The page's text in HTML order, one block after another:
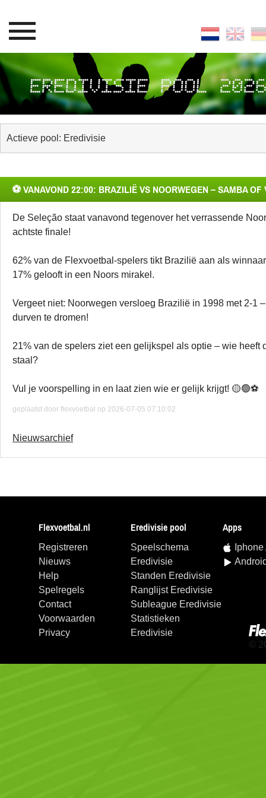
EREDIVISIE POOL
⚽ VANAVOND 22:00: BRAZILIË VS NOORWEGEN – SAMBA OF
De Seleção staat vanavond tegenover het verrassende
achtste finale!
62% van de Flexvoetbal-spelers tikt Brazilië aan als
17% gelooft in een Noors mirakel.
Vergeet niet: Noorwegen versloeg Brazilië in 1998 met 2-1
durven te dromen!
21% van de spelers ziet een gelijkspel als optie – wie heeft
staal?
Vul je voorspelling in en laat zien wie er gelijk krijgt! 🟡🟢⚽
geplaatst door flexvoetbal op 2026-07-05 07:10:02
Nieuwsarchief
©
Flexvoetbal.nl
Registreren
Nieuws
Help
Spelregels
Contact
Voorwaarden
Privacy
Eredivisie pool
Speelschema
Eredivisie
Standen Eredivisie
Ranglijst Eredivisie
Subleague Eredivisie
Statistieken
Eredivisie
Apps